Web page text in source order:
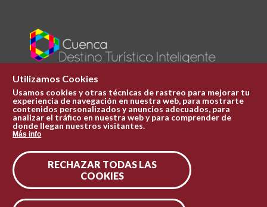
Plaza Mayor 1
969 241 051
ofi.turismo@cuenca.es
Síguenos en las redes
Utilizamos Cookies
Usamos cookies y otras técnicas de rastreo para mejorar tu
experiencia de navegación en nuestra web, para mostrarte
contenidos personalizados y anuncios adecuados, para
analizar el tráfico en nuestra web y para comprender de
donde llegan nuestros visitantes.
Más info
RECHAZAR TODAS LAS
COOKIES